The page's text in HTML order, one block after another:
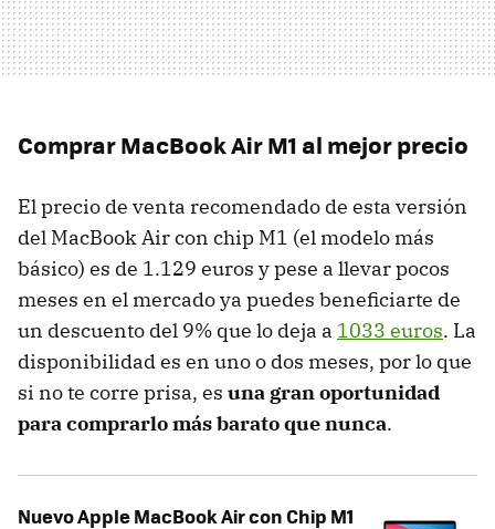
Comprar MacBook Air M1 al mejor precio
El precio de venta recomendado de esta versión
del MacBook Air con chip M1 (el modelo más
básico) es de 1.129 euros y pese a llevar pocos
meses en el mercado ya puedes beneficiarte de
un descuento del 9% que lo deja a 1033 euros. La
disponibilidad es en uno o dos meses, por lo que
si no te corre prisa, es una gran oportunidad
para comprarlo más barato que nunca.
Nuevo Apple MacBook Air con Chip M1